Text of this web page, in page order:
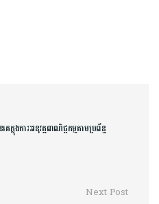
ក្នុងការអនុវត្តពាណិជ្ជកម្មតាមប្រព័ន្ធ
Next Post